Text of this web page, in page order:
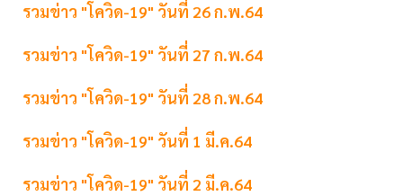
รวมข่าว "โควิด-19" วันที่ 26 ก.พ.64
รวมข่าว "โควิด-19" วันที่ 27 ก.พ.64
รวมข่าว "โควิด-19" วันที่ 28 ก.พ.64
รวมข่าว "โควิด-19" วันที่ 1 มี.ค.64
รวมข่าว "โควิด-19" วันที่ 2 มี.ค.64